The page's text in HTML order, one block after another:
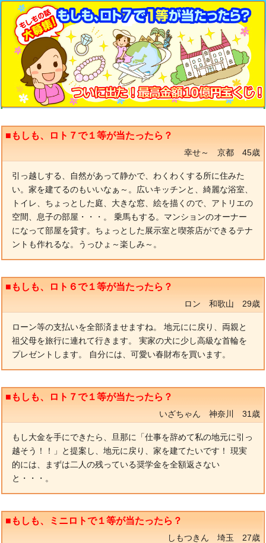
■もしも、ロト７で１等が当たったら？
幸せ～ 京都 45歳
引っ越しする、自然があって静かで、わくわくする所に住みた
い。家を建てるのもいいなぁ～。広いキッチンと、綺麗な浴室、
トイレ、ちょっとした庭、大きな窓、絵を描くので、アトリエの
空間、息子の部屋・・・。 乗馬もする。マンションのオーナー
になって部屋を貸す。ちょっとした展示室と喫茶店ができるテナ
ントも作れるな。うっひょ～楽しみ～。
■もしも、ロト６で１等が当たったら？
ロン 和歌山 29歳
ローン等の支払いを全部済ませますね。 地元にに戻り、両親と
祖父母を旅行に連れて行きます。 実家の犬に少し高級な首輪を
プレゼントします。 自分には、可愛い春財布を買います。
■もしも、ロト７で１等が当たったら？
いざちゃん 神奈川 31歳
もし大金を手にできたら、旦那に「仕事を辞めて私の地元に引っ
越そう！！」と提案し、地元に戻り、家を建てたいです！ 現実
的には、まずは二人の残っている奨学金を全額返さない
と・・・。
■もしも、ミニロトで１等が当たったら？
しもつきん 埼玉 27歳